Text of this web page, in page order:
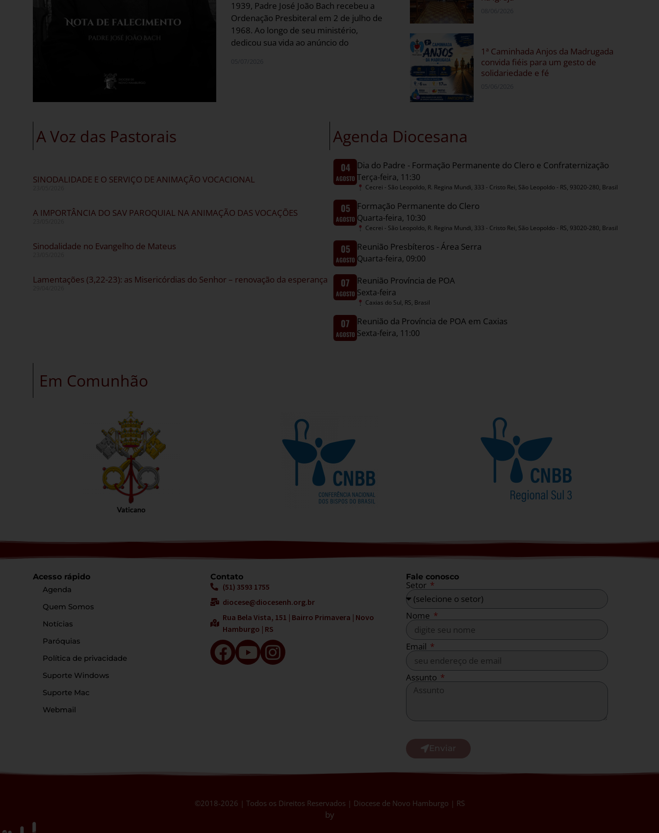
1939, Padre José João Bach recebeu a
Ordenação Presbiteral em 2 de julho de
1968. Ao longo de seu ministério,
dedicou sua vida ao anúncio do
1ª Caminhada Anjos da Madrugada
convida fiéis para um gesto de
solidariedade e fé
A Voz das Pastorais
SINODALIDADE E O SERVIÇO DE ANIMAÇÃO VOCACIONAL
A IMPORTÂNCIA DO SAV PAROQUIAL NA ANIMAÇÃO DAS VOCAÇÕES
Sinodalidade no Evangelho de Mateus
Lamentações (3,22-23): as Misericórdias do Senhor – renovação da esperança
Agenda Diocesana
04
AGOSTO
Dia do Padre - Formação Permanente do Clero e Confraternização
Terça-feira, 11:30
Cecrei - São Leopoldo, R. Regina Mundi, 333 - Cristo Rei, São Leopoldo - RS, 93020-280, Brasil
05
AGOSTO
Formação Permanente do Clero
Quarta-feira, 10:30
Cecrei - São Leopoldo, R. Regina Mundi, 333 - Cristo Rei, São Leopoldo - RS, 93020-280, Brasil
05
AGOSTO
Reunião Presbíteros - Área Serra
Quarta-feira, 09:00
07
AGOSTO
Reunião Província de POA
Sexta-feira
Caxias do Sul, RS, Brasil
07
AGOSTO
Reunião da Província de POA em Caxias
Sexta-feira, 11:00
Em Comunhão
Acesso rápido
Agenda
Quem Somos
Notícias
Paróquias
Política de privacidade
Suporte Windows
Suporte Mac
Webmail
Contato
(51) 3593 1755
diocese@diocesenh.org.br
Rua Bela Vista, 151 | Bairro Primavera | Novo
Hamburgo | RS
Fale conosco
Setor
Nome
Email
Assunto
Enviar
©2018-2026 | Todos os Direitos Reservados | Diocese de Novo Hamburgo | RS
by